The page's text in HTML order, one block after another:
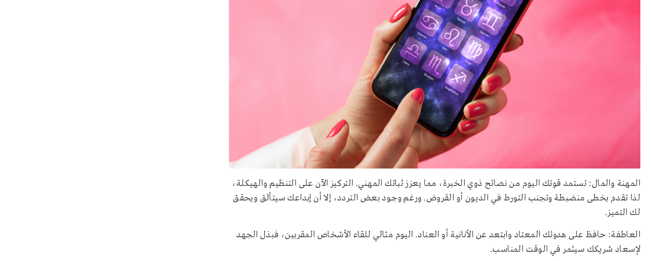
المهنة والمال: تستمد قوتك اليوم من نصائح ذوي الخبرة، مما يعزز ثباتك المهني. التركيز الآن على التنظيم والهيكلة،
لذا تقدم بخطى منضبطة وتجنب التورط في الديون أو القروض. ورغم وجود بعض التردد، إلا أن إبداعك سيتألق ويحقق
لك التميز.
العاطفة: حافظ على هدوئك المعتاد وابتعد عن الأنانية أو العناد. اليوم مثالي للقاء الأشخاص المقربين، فبذل الجهد
لإسعاد شريكك سيثمر في الوقت المناسب.